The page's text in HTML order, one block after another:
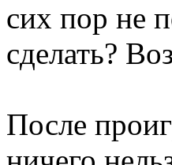
сих пор не
сделать?
После